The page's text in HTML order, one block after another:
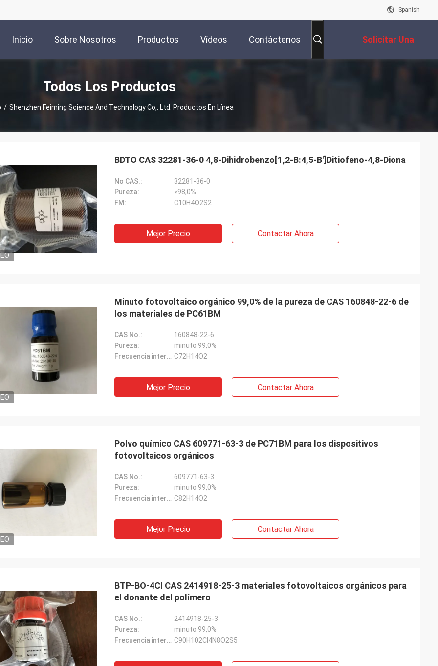
Spanish
Inicio Sobre Nosotros Productos Vídeos Contáctenos Solicitar Una
Cotización
Todos Los Productos
/ Shenzhen Feiming Science And Technology Co,. Ltd. Productos En Línea
bien y la gente está trabajando
Cuando tenga alguna noticia la
directamente con ustedes.
Lara Schenk de Bélgica
Es asombroso que servicio de Feiming
exceder nuestra expectativa, realmente
profesional en la consulta, modificando
BDTO CAS 32281-36-0 4,8-Dihidrobenzo[1,2-B:4,5-B']Ditiofeno-4,8-Diona
No CAS.:
32281-36-0
Pureza:
≥98,0%
FM:
C10H4O2S2
Mejor Precio Contactar Ahora
Minuto fotovoltaico orgánico 99,0% de la pureza de CAS 160848-22-6 de
los materiales de PC61BM
CAS No.:
160848-22-6
Pureza:
minuto 99,0%
Frecuencia intermedia: C72H14O2
Mejor Precio Contactar Ahora
Polvo químico CAS 609771-63-3 de PC71BM para los dispositivos
fotovoltaicos orgánicos
CAS No.:
609771-63-3
Pureza:
minuto 99,0%
Frecuencia intermedia: C82H14O2
Mejor Precio Contactar Ahora
BTP-BO-4Cl CAS 2414918-25-3 materiales fotovoltaicos orgánicos para
el donante del polímero
CAS No.:
2414918-25-3
Pureza:
minuto 99,0%
Frecuencia intermedia: C90H102Cl4N8O2S5